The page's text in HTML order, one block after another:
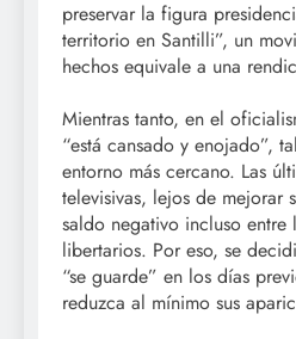
preservar la figura
territorio en Santilli”, un
hechos equivale a una
Mientras tanto, en el
“está cansado y enojado”,
entorno más cercano. Las
televisivas, lejos de mejorar
saldo negativo incluso entre
libertarios. Por eso, se
“se guarde” en los días
reduzca al mínimo sus